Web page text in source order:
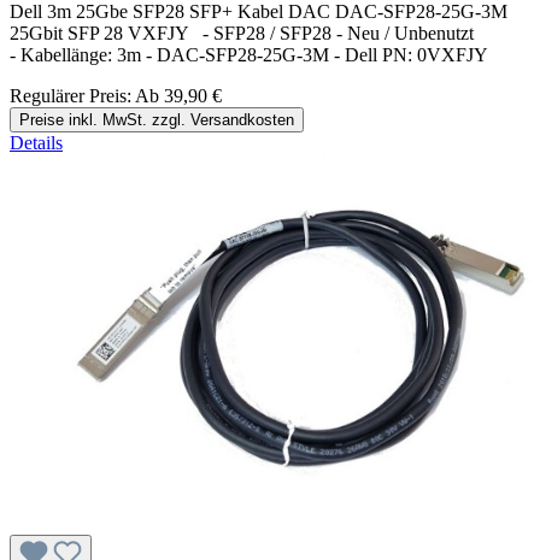
Dell 3m 25Gbe SFP28 SFP+ Kabel DAC DAC-SFP28-25G-3M
25Gbit SFP 28 VXFJY - SFP28 / SFP28 - Neu / Unbenutzt
- Kabellänge: 3m - DAC-SFP28-25G-3M - Dell PN: 0VXFJY
Regulärer Preis: Ab 39,90 €
Preise inkl. MwSt. zzgl. Versandkosten
Details